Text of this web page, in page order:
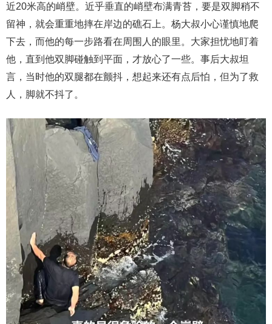
近20米高的峭壁。近乎垂直的峭壁布满青苔，要是双脚稍不
留神，就会重重地摔在岸边的礁石上。杨大叔小心谨慎地爬
下去，而他的每一步路看在周围人的眼里。大家担忧地盯着
他，直到他双脚碰触到平面，才放心了一些。事后大叔坦
言，当时他的双腿都在颤抖，想起来还有点后怕，但为了救
人，脚就不抖了。